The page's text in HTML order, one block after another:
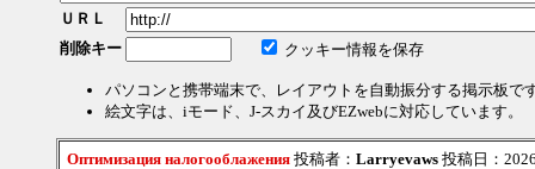
ＵＲＬ
削除キー
クッキー情報を保存
パソコンと携帯端末で、レイアウトを自動振分する掲示板で
絵文字は、iモード、J-スカイ及びEZwebに対応しています。
Оптимизация налогооблажения 投稿者： Larryevaws 投稿日：